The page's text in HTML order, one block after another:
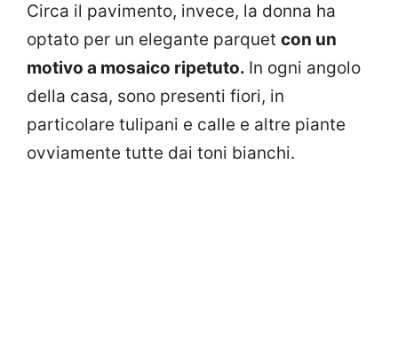
Circa il pavimento, invece, la donna ha
optato per un elegante parquet con un
motivo a mosaico ripetuto. In ogni angolo
della casa, sono presenti fiori, in
particolare tulipani e calle e altre piante
ovviamente tutte dai toni bianchi.